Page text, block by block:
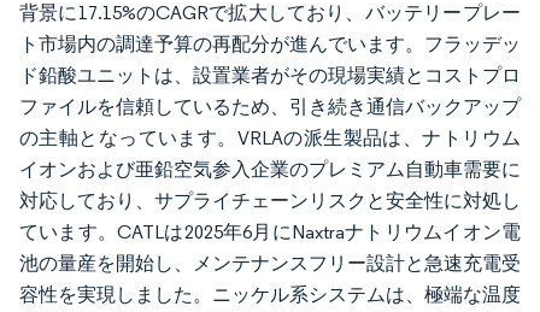
背景に17.15%のCAGRで拡大しており、バッテリープレー
ト市場内の調達予算の再配分が進んでいます。フラッデッ
ド鉛酸ユニットは、設置業者がその現場実績とコストプロ
ファイルを信頼しているため、引き続き通信バックアップ
の主軸となっています。VRLAの派生製品は、ナトリウム
イオンおよび亜鉛空気参入企業のプレミアム自動車需要に
対応しており、サプライチェーンリスクと安全性に対処し
ています。CATLは2025年6月にNaxtraナトリウムイオン電
池の量産を開始し、メンテナンスフリー設計と急速充電受
容性を実現しました。ニッケル系システムは、極端な温度